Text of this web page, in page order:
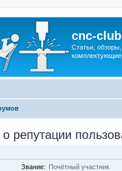
cnc-
Статьи,
комплектующие.
репутации
Звание: Почётный участник